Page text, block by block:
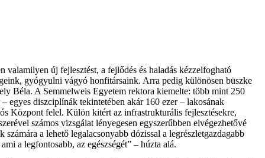
új fejlesztést, a fejlődés és haladás kézzelfogható
gyógyulni vágyó honfitársaink. Arra pedig különösen büszke
Béla. A Semmelweis Egyetem rektora kiemelte: több mint 250
egyes diszciplínák tekintetében akár 160 ezer – lakosának
Központ felel. Külön kitért az infrastrukturális fejlesztésekre,
számos vizsgálat lényegesen egyszerűbben elvégezhetővé
a lehető legalacsonyabb dózissal a legrészletgazdagabb
a legfontosabb, az egészségét” – húzta alá.